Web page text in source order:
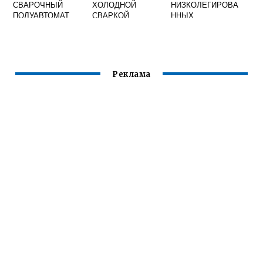
СВАРОЧНЫЙ
ПОЛУАВТОМАТ
ХОЛОДНОЙ
СВАРКОЙ
НИЗКОЛЕГИРОВА
ННЫХ
СВАРКОЙ
Реклама